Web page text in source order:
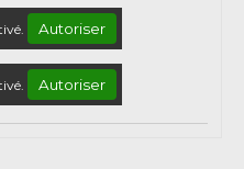
Autoriser
Autoriser